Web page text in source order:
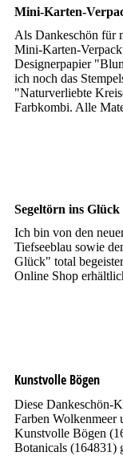
Mini-Karten-
Als Dankeschön für
Mini-Karten-
Designerpapier
ich noch das
"Naturverliebte
Farbkombi. Alle
Segeltörn ins Glück
Ich bin von den
Tiefseeblau sowie
Glück" total
Online Shop
Kunstvolle Bögen
Diese Dankeschön-
Farben Wolkenmeer
Kunstvolle Bögen
Botanicals (164831)